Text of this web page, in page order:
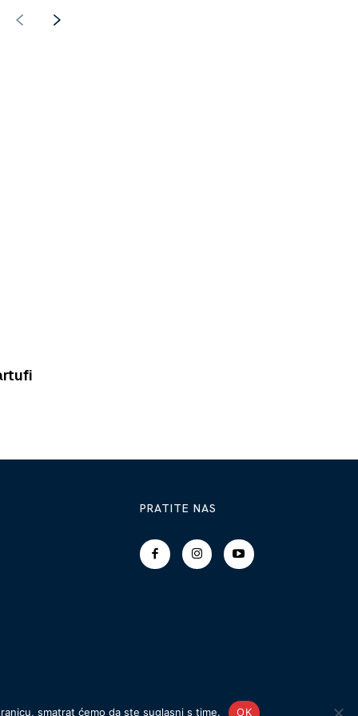
PRATITE NAS
smatrat ćemo da ste suglasni s time. OK